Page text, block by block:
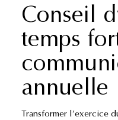
Conseil
temps
annuelle
Transformer l’exercice